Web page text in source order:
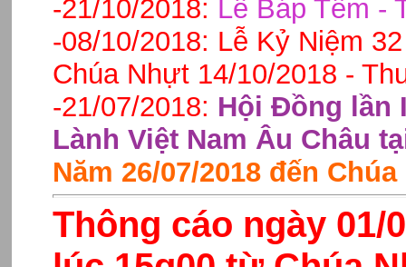
-21/10/2018: Lễ Báp Têm -
-08/10/2018: Lễ Kỷ Niệm
Chúa Nhựt 14/10/2018 -
-21/07/2018: Hội Đồng lần
Lành Việt Nam Âu Châu
Năm 26/07/2018 đến
Thông cáo ngày